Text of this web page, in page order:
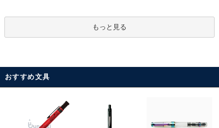
もっと見る
おすすめ文具